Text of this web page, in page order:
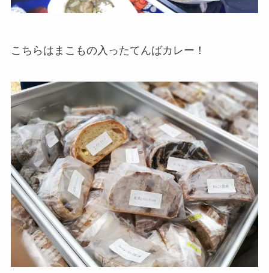
こちらはまこもの入ったてんばカレー！